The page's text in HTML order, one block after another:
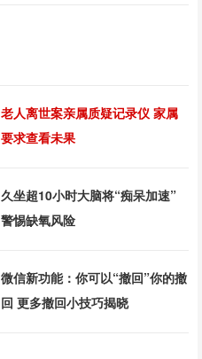
老人离世案亲属质疑记录仪 家属
要求查看未果
久坐超10小时大脑将“痴呆加速”
警惕缺氧风险
微信新功能：你可以“撤回”你的撤
回 更多撤回小技巧揭晓